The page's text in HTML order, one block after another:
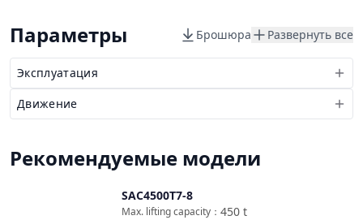
Параметры Брошюра Развернуть все
Эксплуатация
Движение
Рекомендуемые модели
SAC4500T7-8
450 t
Max. lifting capacity ：